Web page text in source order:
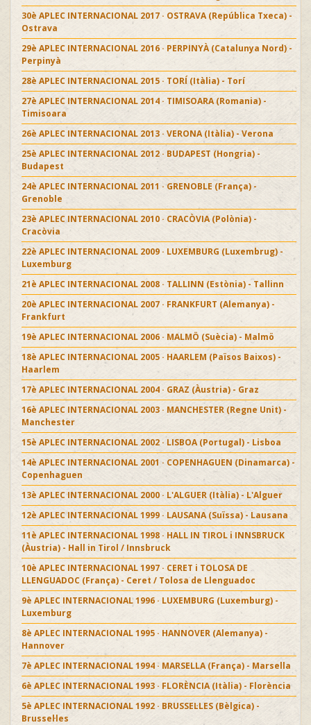
30è APLEC INTERNACIONAL 2017 · OSTRAVA (República Txeca) -
Ostrava
29è APLEC INTERNACIONAL 2016 · PERPINYÀ (Catalunya Nord) -
Perpinyà
28è APLEC INTERNACIONAL 2015 · TORÍ (Itàlia) - Torí
27è APLEC INTERNACIONAL 2014 · TIMISOARA (Romania) -
Timisoara
26è APLEC INTERNACIONAL 2013 · VERONA (Itàlia) - Verona
25è APLEC INTERNACIONAL 2012 · BUDAPEST (Hongria) -
Budapest
24è APLEC INTERNACIONAL 2011 · GRENOBLE (França) -
Grenoble
23è APLEC INTERNACIONAL 2010 · CRACÒVIA (Polònia) -
Cracòvia
22è APLEC INTERNACIONAL 2009 · LUXEMBURG (Luxembrug) -
Luxemburg
21è APLEC INTERNACIONAL 2008 · TALLINN (Estònia) - Tallinn
20è APLEC INTERNACIONAL 2007 · FRANKFURT (Alemanya) -
Frankfurt
19è APLEC INTERNACIONAL 2006 · MALMÖ (Suècia) - Malmö
18è APLEC INTERNACIONAL 2005 · HAARLEM (Països Baixos) -
Haarlem
17è APLEC INTERNACIONAL 2004 · GRAZ (Àustria) - Graz
16è APLEC INTERNACIONAL 2003 · MANCHESTER (Regne Unit) -
Manchester
15è APLEC INTERNACIONAL 2002 · LISBOA (Portugal) - Lisboa
14è APLEC INTERNACIONAL 2001 · COPENHAGUEN (Dinamarca) -
Copenhaguen
13è APLEC INTERNACIONAL 2000 · L'ALGUER (Itàlia) - L'Alguer
12è APLEC INTERNACIONAL 1999 · LAUSANA (Suïssa) - Lausana
11è APLEC INTERNACIONAL 1998 · HALL IN TIROL i INNSBRUCK
(Àustria) - Hall in Tirol / Innsbruck
10è APLEC INTERNACIONAL 1997 · CERET i TOLOSA DE
LLENGUADOC (França) - Ceret / Tolosa de Llenguadoc
9è APLEC INTERNACIONAL 1996 · LUXEMBURG (Luxemburg) -
Luxemburg
8è APLEC INTERNACIONAL 1995 · HANNOVER (Alemanya) -
Hannover
7è APLEC INTERNACIONAL 1994 · MARSELLA (França) - Marsella
6è APLEC INTERNACIONAL 1993 · FLORÈNCIA (Itàlia) - Florència
5è APLEC INTERNACIONAL 1992 · BRUSSEL·LES (Bèlgica) -
Brussel·les